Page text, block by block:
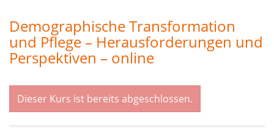
Demographische Transformation
und Pflege – Herausforderungen und
Perspektiven – online
Dieser Kurs ist bereits abgeschlossen.